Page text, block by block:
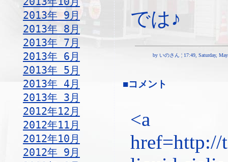
2013年 9月
2013年 8月
2013年 7月
2013年 6月
2013年 5月
2013年 4月
2013年 3月
2012年12月
2012年11月
2012年10月
2012年 9月
では♪
by いのさん ¦ 17:49, Saturday,
■コメント
<a
href=http://